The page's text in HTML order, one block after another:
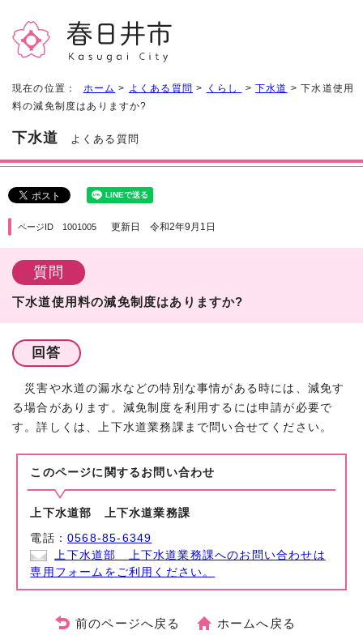
現在の位置： ホーム > よくある質問 > くらし >下水道 > 下水道使用
料の減免制度はありますか?
下水道 よくある質問
ページID 1001005 更新日 令和2年9月1日
質問
下水道使用料の減免制度はありますか?
回答
災害や水道の漏水などの特別な事情がある時には、減免す
る場合があります。減免制度を利用するには申請が必要で
す。詳しくは、上下水道業務課まで問い合せてください。
このページに関する お問い合わせ
上下水道部 上下水道業務課
電話：0568-85-6349
上下水道部 上下水道業務課へのお問い合わせは
専用フォームをご利用ください。
前のページへ戻る ホームへ戻る